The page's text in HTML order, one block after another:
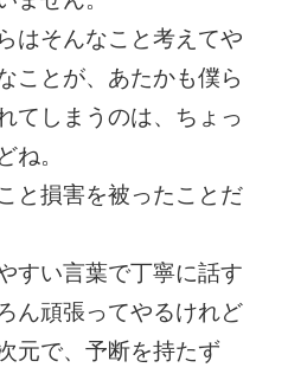
はそんなこと考えてや
ことが、あたかも僕ら
てしまうのは、ちょっ
ね。
と損害を被ったことだ
すい言葉で丁寧に話す
ん頑張ってやるけれど
元で、予断を持たず